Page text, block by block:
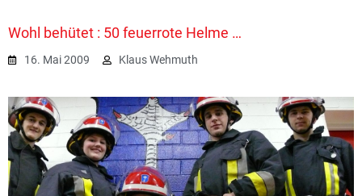
Wohl behütet : 50 feuerrote Helme …
16. Mai 2009 Klaus Wehmuth